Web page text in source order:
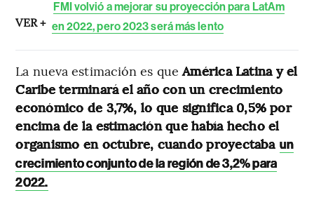
VER +
FMI volvió a mejorar su proyección para LatAm
en 2022, pero 2023 será más lento
La nueva estimación es queAmérica Latina y el
Caribe terminará el año con un crecimiento
económico de 3,7%, lo que significa 0,5% por
encima de la estimación que había hecho el
organismo en octubre, cuando proyectaba un
crecimiento conjunto de la región de 3,2% para
2022.